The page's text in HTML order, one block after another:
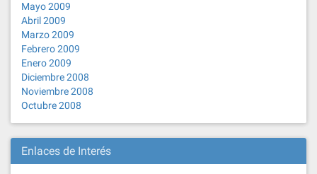
Mayo 2009
Abril 2009
Marzo 2009
Febrero 2009
Enero 2009
Diciembre 2008
Noviembre 2008
Octubre 2008
Enlaces de Interés